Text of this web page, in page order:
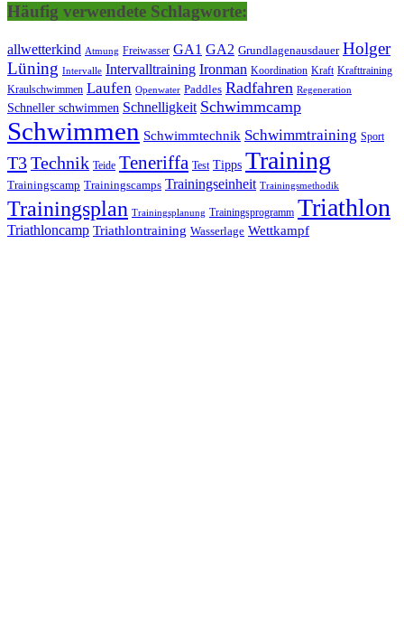
Häufig verwendete Schlagworte:
allwetterkind Atmung Freiwasser GA1 GA2 Grundlagenausdauer Holger
Lüning Intervalle Intervalltraining Ironman Koordination Kraft Krafttraining
Kraulschwimmen Laufen Openwater Paddles Radfahren Regeneration
Schneller schwimmen Schnelligkeit Schwimmcamp
Schwimmen Schwimmtechnik Schwimmtraining Sport
T3Technik Teide Teneriffa Test Tipps Training
Trainingscamp Trainingscamps Trainingseinheit Trainingsmethodik
Trainingsplan Trainingsplanung Trainingsprogramm Triathlon
Triathloncamp Triathlontraining Wasserlage Wettkampf